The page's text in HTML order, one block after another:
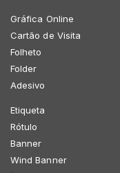
Gráfica Online
Cartão de Visita
Folheto
Folder
Adesivo
Etiqueta
Rótulo
Banner
Wind Banner